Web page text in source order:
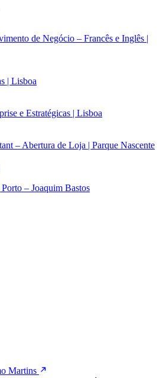
de Negócio – Francês e Inglês |
| Lisboa
e Estratégicas | Lisboa
– Abertura de Loja | Parque Nascente
– Joaquim Bastos
Martins